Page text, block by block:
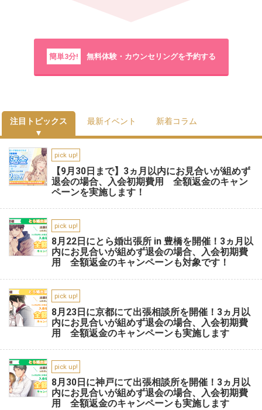
簡単3分! 無料体験・カウンセリングを予約する
注目トピックス 最新イベント 新着コラム
pick up!
【9月30日まで】3ヵ月以内にお見合いが組めず
退会の場合、入会初期費用 全額返金のキャン
ペーンを実施します！
pick up!
8月22日にとら婚出張所 in 豊橋を開催！3ヵ月以
内にお見合いが組めず退会の場合、入会初期費
用 全額返金のキャンペーンも対象です！
pick up!
8月23日に京都にて出張相談所を開催！3ヵ月以
内にお見合いが組めず退会の場合、入会初期費
用 全額返金のキャンペーンも実施します
pick up!
8月30日に神戸にて出張相談所を開催！3ヵ月以
内にお見合いが組めず退会の場合、入会初期費
用 全額返金のキャンペーンも実施します